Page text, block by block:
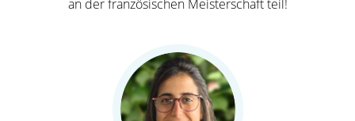
an der französischen Meisterschaft teil!